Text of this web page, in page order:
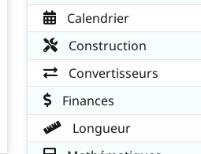
Calendrier
Construction
Convertisseurs
Finances
Longueur